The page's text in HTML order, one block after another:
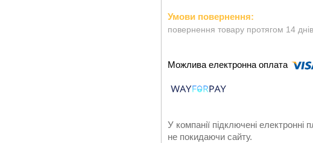
повернення товару протягом 14 днів
У компанії підключені
не покидаючи сайту.